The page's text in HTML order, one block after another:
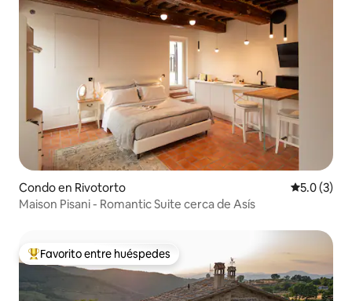
Condo en Rivotorto
5.0 (3)
Maison Pisani - Romantic Suite cerca de Asís
Favorito entre huéspedes preferido
Favorito entre huéspedes